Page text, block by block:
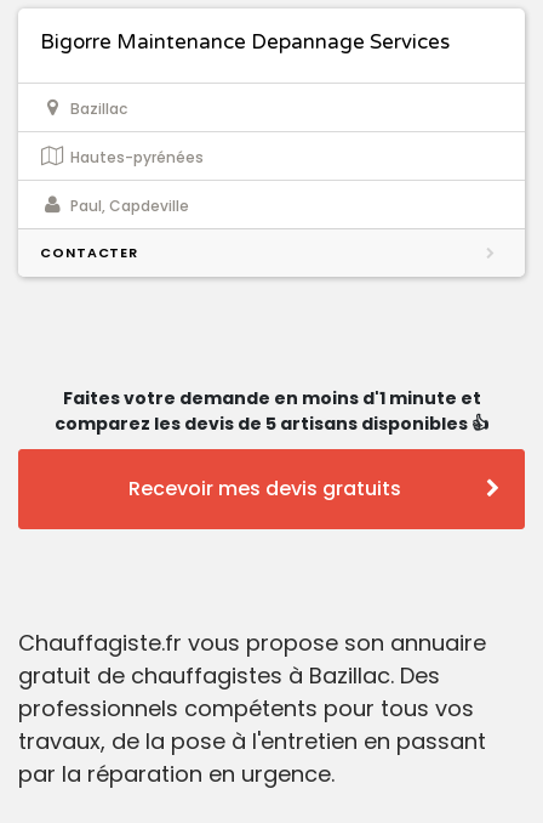
Bigorre Maintenance Depannage Services
Bazillac
Hautes-pyrénées
Paul, Capdeville
CONTACTER
Faites votre demande en moins d'1 minute et
comparez les devis de 5 artisans disponibles 👍
Recevoir mes devis gratuits
Chauffagiste.fr vous propose son annuaire
gratuit de chauffagistes à Bazillac. Des
professionnels compétents pour tous vos
travaux, de la pose à l'entretien en passant
par la réparation en urgence.